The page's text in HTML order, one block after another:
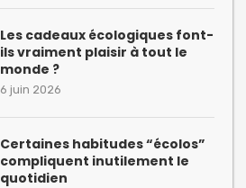
Les cadeaux écologiques font-
ils vraiment plaisir à tout le
monde ?
6 juin 2026
Certaines habitudes “écolos”
compliquent inutilement le
quotidien